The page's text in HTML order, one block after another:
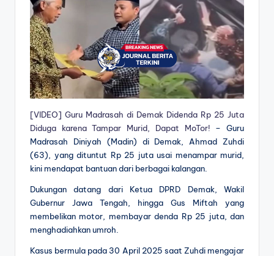
[VIDEO] Guru Madrasah di Demak Didenda Rp 25 Juta
Diduga karena Tampar Murid, Dapat MoTor! – Guru
Madrasah Diniyah (Madin) di Demak, Ahmad Zuhdi
(63), yang dituntut Rp 25 juta usai menampar murid,
kini mendapat bantuan dari berbagai kalangan.
Dukungan datang dari Ketua DPRD Demak, Wakil
Gubernur Jawa Tengah, hingga Gus Miftah yang
membelikan motor, membayar denda Rp 25 juta, dan
menghadiahkan umroh.
Kasus bermula pada 30 April 2025 saat Zuhdi mengajar